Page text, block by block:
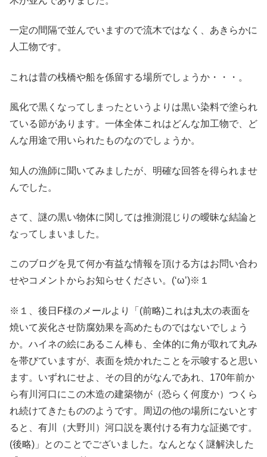
一定の間隔で並んでいますので流木ではなく、あきらかに
人工物です。
これは昔の桟橋や船を係留する場所でしょうか・・・。
風化で黒くなってしまったというよりは黒い染料で塗られ
ている節があります。一体全体これはどんな加工物で、ど
んな用途で用いられたものなのでしょうか。
知人の漁師に聞いてみましたが、明確な回答を得られませ
んでした。
さて、謎の黒い物体に関しては推測混じりの曖昧な結論と
なってしまいました。
このブログを見て何か有益な情報を頂ける方はお問い合わ
せやコメントからお知らせください。(‘ω’)※１
※１、後日F様のメールより「(前略)これは丸太の表面を
焼いて炭化させ防腐効果を高めたものではないでしょう
か。ハイネの絵にあるこん棒も、全体的に角が取れて丸み
を帯びていますが、表面を焼かれたことを示唆すると思い
ます。いずれにせよ、その目的がなんであれ、170年前か
ら有川河口にこの木造の建築物が（恐らく何度か）つくら
れ続けてきたもののようです。周辺の他の場所にないとす
ると、有川（大野川）河口説を裏付ける有力な証拠です。
(後略)」とのことでございました。なんとなく謎解決した